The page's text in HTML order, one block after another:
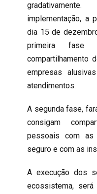
implementação, a
dia 15 de
primeira
compartilhamento
empresas
atendimentos.
A segunda fase,
consigam
pessoais com as
seguro e com as
A execução dos
ecossistema,